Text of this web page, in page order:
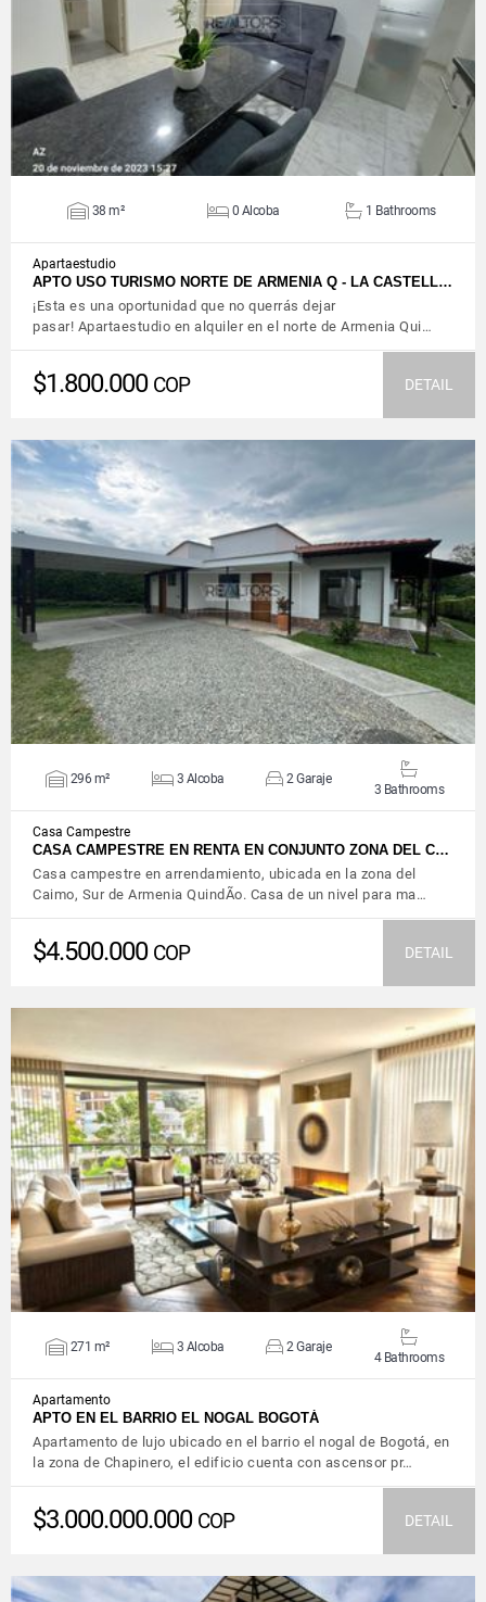
VIEW DETAILS
38 m² 0 Alcoba 1 Bathrooms
Apartaestudio
APTO USO TURISMO NORTE DE ARMENIA Q - LA CASTELL…
¡Esta es una oportunidad que no querrás dejar
pasar! Apartaestudio en alquiler en el norte de Armenia Qui…
$1.800.000 COP DETAIL
VIEW DETAILS
296 m² 3 Alcoba 2 Garaje
3 Bathrooms
Casa Campestre
CASA CAMPESTRE EN RENTA EN CONJUNTO ZONA DEL C…
Casa campestre en arrendamiento, ubicada en la zona del
Caimo, Sur de Armenia QuindÃ­o. Casa de un nivel para ma…
$4.500.000 COP DETAIL
VIEW DETAILS
271 m² 3 Alcoba 2 Garaje
4 Bathrooms
Apartamento
APTO EN EL BARRIO EL NOGAL BOGOTÁ
Apartamento de lujo ubicado en el barrio el nogal de Bogotá, en
la zona de Chapinero, el edificio cuenta con ascensor pr…
$3.000.000.000 COP DETAIL